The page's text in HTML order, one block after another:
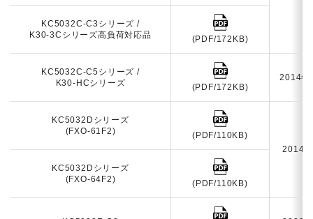
KC5032C-C3シリーズ /
K30-3Cシリーズ高負荷対応品
(PDF/172KB)
KC5032C-C5シリーズ /
K30-HCシリーズ
(PDF/172KB)
2014年
KC5032Dシリーズ
(FXO-61F2)
(PDF/110KB)
2014
KC5032Dシリーズ
(FXO-64F2)
(PDF/110KB)